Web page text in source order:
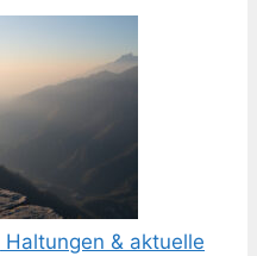
& aktuelle